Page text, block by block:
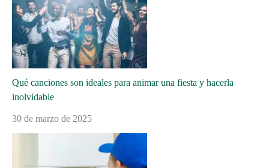
Qué canciones son ideales para animar una fiesta y hacerla
inolvidable
30 de marzo de 2025